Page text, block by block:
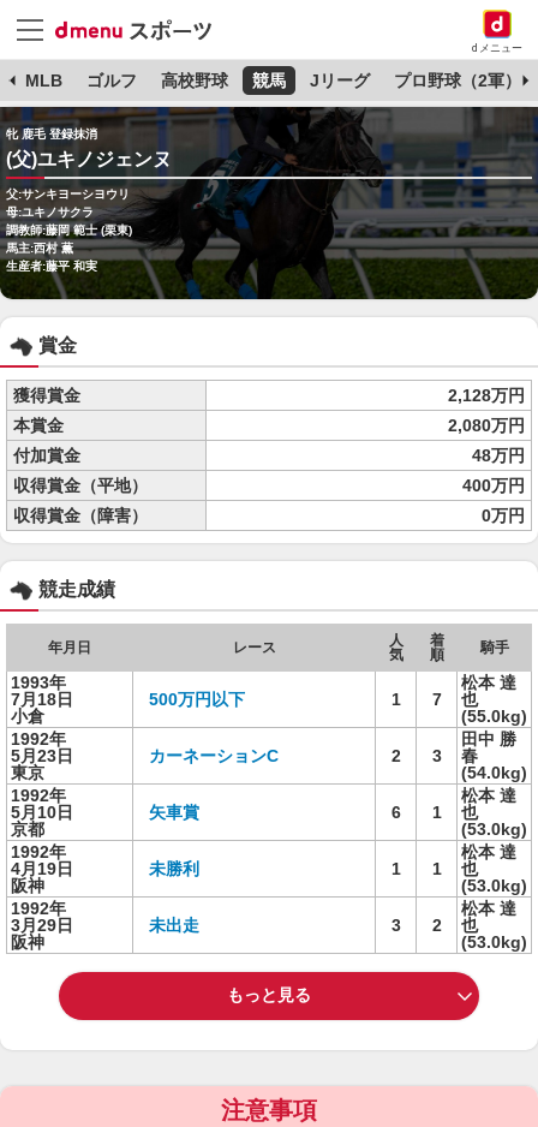
dメニュー
MLB ゴルフ 高校野球 競馬 Jリーグ プロ野球（2軍）
牝 鹿毛 登録抹消
(父)ユキノジェンヌ
父:サンキヨーシヨウリ
母:ユキノサクラ
調教師:藤岡 範士 (栗東)
馬主:西村 薫
生産者:藤平 和実
賞金
獲得賞金
2,128万円
本賞金
2,080万円
付加賞金
48万円
収得賞金（平地）
400万円
収得賞金（障害）
0万円
競走成績
年月日 レース
人
気
着
順
騎手
1993年
7月18日
小倉
500万円以下 1 7
松本 達
也
(55.0kg)
1992年
5月23日
東京
カーネーションC 2 3
田中 勝
春
(54.0kg)
1992年
5月10日
京都
矢車賞 6 1
松本 達
也
(53.0kg)
1992年
4月19日
阪神
未勝利 1 1
松本 達
也
(53.0kg)
1992年
3月29日
阪神
未出走 3 2
松本 達
也
(53.0kg)
もっと見る
注意事項